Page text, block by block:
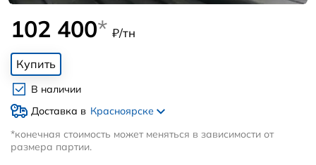
102 400* ₽/тн
Купить
В наличии
Доставка в Красноярске
*конечная стоимость может меняться в зависимости от
размера партии.